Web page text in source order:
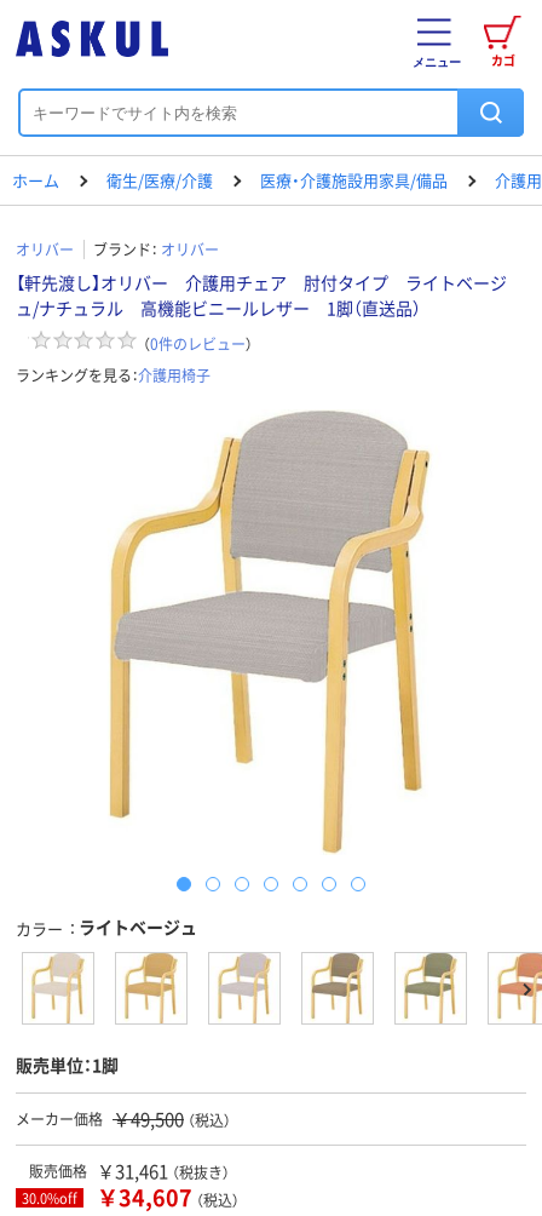
カゴ
メニュー
ホーム 衛生/医療/介護 医療・介護施設用家具/備品 介護
オリバー ブランド： オリバー
【軒先渡し】オリバー 介護用チェア 肘付タイプ ライトベージ
ュ/ナチュラル 高機能ビニールレザー 1脚（直送品）
（0件のレビュー）
ランキングを見る：介護用椅子
カラー ライトベージュ
販売単位：1脚
メーカー価格 ￥49,500 （税込）
販売価格 ￥31,461 （税抜き）
30.0%off ￥34,607 （税込）